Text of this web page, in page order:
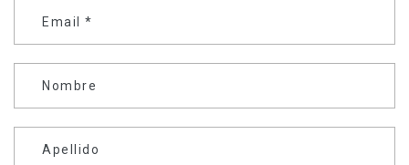
Email *
Nombre
Apellido